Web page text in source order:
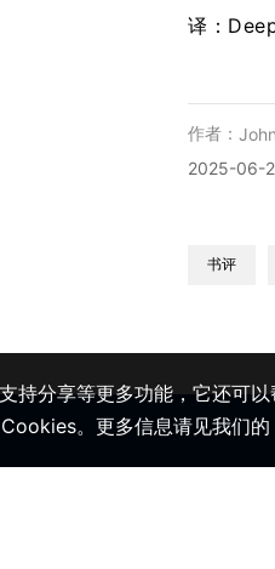
译：
作者：
2025-06-
书评
持分享等更多功能，它还可
。更多信息请见我们的